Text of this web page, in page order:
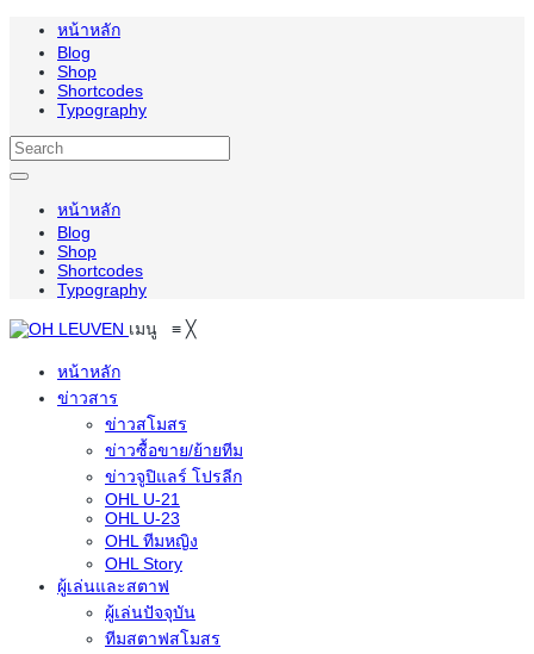
หน้าหลัก
Blog
Shop
Shortcodes
Typography
หน้าหลัก
Blog
Shop
Shortcodes
Typography
เมนู ≡ ╳
หน้าหลัก
ข่าวสาร
ข่าวสโมสร
ข่าวซื้อขาย/ย้ายทีม
ข่าวจูปิแลร์ โปรลีก
OHL U-21
OHL U-23
OHL ทีมหญิง
OHL Story
ผู้เล่นและสตาฟ
ผู้เล่นปัจจุบัน
ทีมสตาฟสโมสร